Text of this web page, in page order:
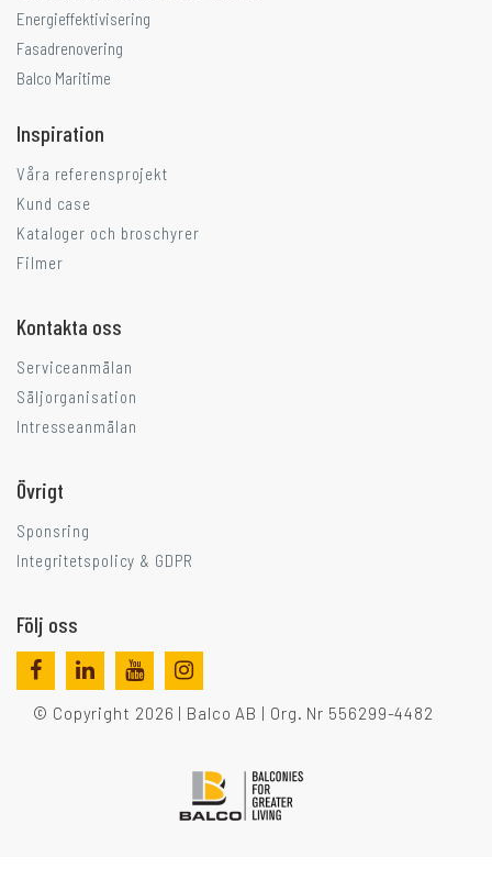
Energieffektivisering
Fasadrenovering
Balco Maritime
Inspiration
Våra referensprojekt
Kund case
Kataloger och broschyrer
Filmer
Kontakta oss
Serviceanmälan
Säljorganisation
Intresseanmälan
Övrigt
Sponsring
Integritetspolicy & GDPR
Följ oss
© Copyright 2026 | Balco AB | Org. Nr 556299-4482